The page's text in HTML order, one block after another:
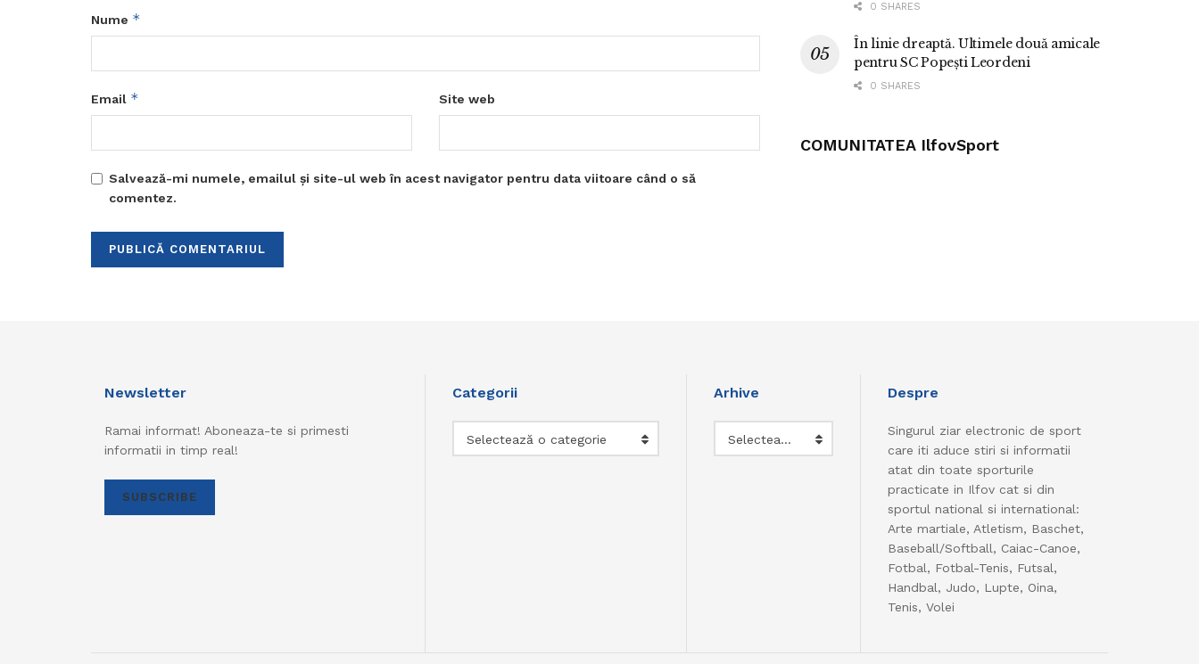
Nume *
Email * Site web
Salvează-mi numele, emailul și site-ul web în acest navigator pentru data viitoare când o să
comentez.
0 SHARES
În linie dreaptă. Ultimele două amicale
pentru SC Popești Leordeni
0 SHARES
COMUNITATEA IlfovSport
Newsletter
Ramai informat! Aboneaza-te si primesti
informatii in timp real!
SUBSCRIBE
Categorii
Selectează o categorie
Arhive
Selectează luna
Despre
Singurul ziar electronic de sport
care iti aduce stiri si informatii
atat din toate sporturile
practicate in Ilfov cat si din
sportul national si international:
Arte martiale, Atletism, Baschet,
Baseball/Softball, Caiac-Canoe,
Fotbal, Fotbal-Tenis, Futsal,
Handbal, Judo, Lupte, Oina,
Tenis, Volei